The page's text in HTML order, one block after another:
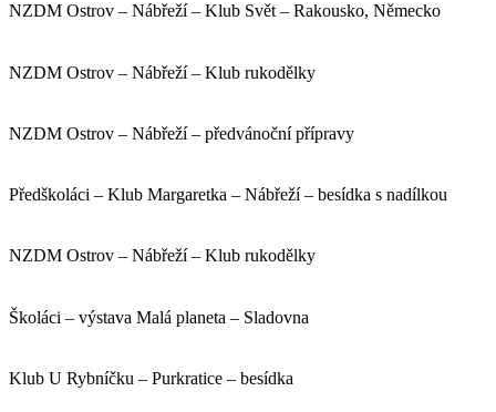
NZDM Ostrov – Nábřeží – Klub Svět – Rakousko, Německo
NZDM Ostrov – Nábřeží – Klub rukodělky
NZDM Ostrov – Nábřeží – předvánoční přípravy
Předškoláci – Klub Margaretka – Nábřeží – besídka s nadílkou
NZDM Ostrov – Nábřeží – Klub rukodělky
Školáci – výstava Malá planeta – Sladovna
Klub U Rybníčku – Purkratice – besídka